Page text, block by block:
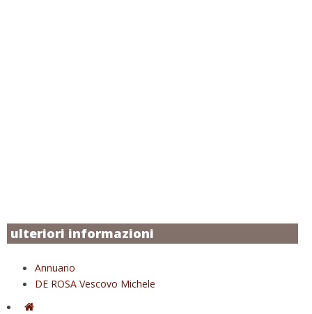
ulteriori informazioni
Annuario
DE ROSA Vescovo Michele